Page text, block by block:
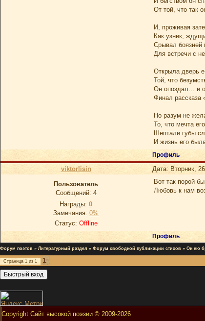
От той, что так
И, проживая
Как узник,
Срывал боязней
Для встречи с
Открыла дверь
Той, что
Он опоздал… и
Финал рассказа
Но разум не
То, что мечта
Шептали губы
И жизнь его
Профиль
viktorlisin Дата: Вторник,
Пользователь
Сообщений: 4
Награды: 0
Замечания: 0%
Статус: Offline
Вот так порой
Любовь к нам
Профиль
Форум поэтов » Литературный раздел » Форум свободной публикации стихов » Он ею
Страница 1 из 1
1
Copyright Сайт высокой поэзии © 2009-2026